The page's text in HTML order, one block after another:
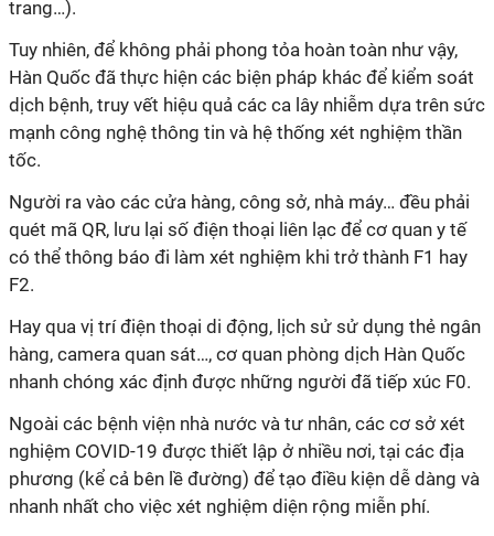
trang…).
Tuy nhiên, để không phải phong tỏa hoàn toàn như vậy,
Hàn Quốc đã thực hiện các biện pháp khác để kiểm soát
dịch bệnh, truy vết hiệu quả các ca lây nhiễm dựa trên sức
mạnh công nghệ thông tin và hệ thống xét nghiệm thần
tốc.
Người ra vào các cửa hàng, công sở, nhà máy… đều phải
quét mã QR, lưu lại số điện thoại liên lạc để cơ quan y tế
có thể thông báo đi làm xét nghiệm khi trở thành F1 hay
F2.
Hay qua vị trí điện thoại di động, lịch sử sử dụng thẻ ngân
hàng, camera quan sát…, cơ quan phòng dịch Hàn Quốc
nhanh chóng xác định được những người đã tiếp xúc F0.
Ngoài các bệnh viện nhà nước và tư nhân, các cơ sở xét
nghiệm COVID-19 được thiết lập ở nhiều nơi, tại các địa
phương (kể cả bên lề đường) để tạo điều kiện dễ dàng và
nhanh nhất cho việc xét nghiệm diện rộng miễn phí.